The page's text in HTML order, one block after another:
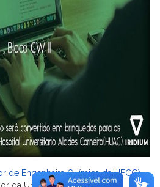
de Engenhaira Química da UFCG),
da Unidade Acadêmica de